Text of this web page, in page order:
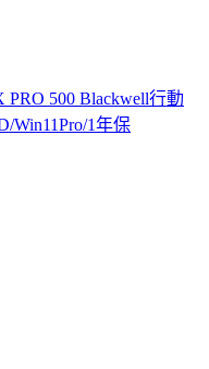
PRO 500 Blackwell行動
Win11Pro/1年保